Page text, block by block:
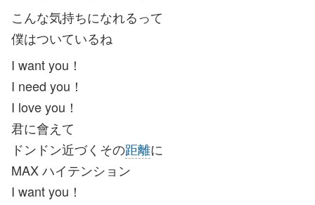
こんな気持ちになれるって
僕はついているね
I want you！
I need you！
I love you！
君に會えて
ドンドン近づくその距離に
MAX ハイテンション
I want you！